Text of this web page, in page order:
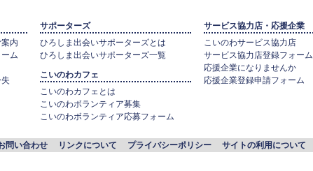
内
ム
サポーターズ
ひろしま出会いサポーターズとは
ひろしま出会いサポーターズ一覧
こいのわカフェ
こいのわカフェとは
こいのわボランティア募集
こいのわボランティア応募フォーム
サービス協力店・応援企業
こいのわサービス協力店
サービス協力店登録フォーム
応援企業になりませんか
応援企業登録申請フォーム
問い合わせ リンクについて プライバシーポリシー サイトの利用について